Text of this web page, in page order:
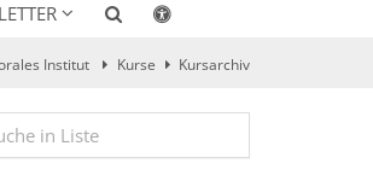
Institut Kurse Kursarchiv
Liste